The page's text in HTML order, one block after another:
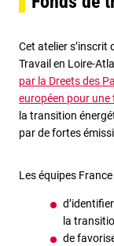
Cet atelier s’inscrit
Travail en Loire-
par la Dreets des
européen pour
la transition
par de fortes
Les équipes
la
de